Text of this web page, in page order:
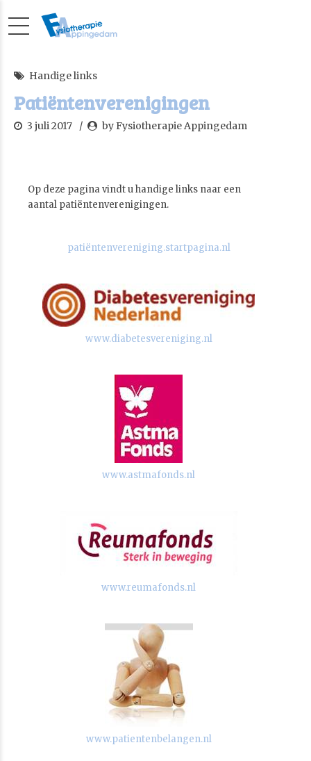
Handige links
Patiëntenverenigingen
3 juli 2017 by Fysiotherapie Appingedam
Op deze pagina vindt u handige links naar een
aantal patiëntenverenigingen.
patiëntenvereniging.startpagina.nl
www.diabetesvereniging.nl
www.astmafonds.nl
www.reumafonds.nl
www.patientenbelangen.nl